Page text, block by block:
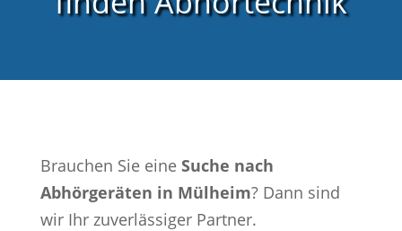
Brauchen Sie eine Suche nach
Abhörgeräten in Mülheim? Dann sind
wir Ihr zuverlässiger Partner.